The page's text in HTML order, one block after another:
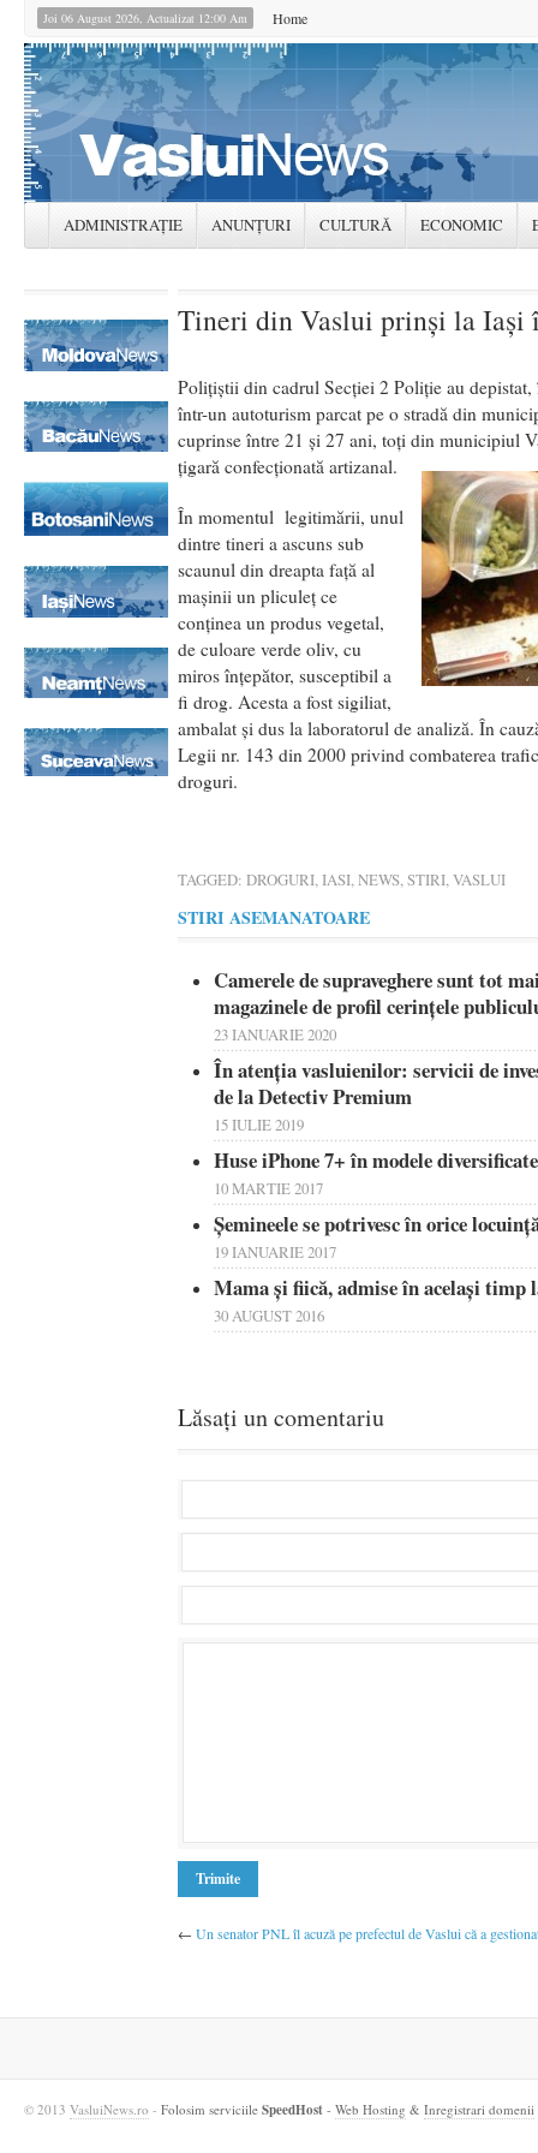
Joi 06 August 2026, Actualizat 12:00 Am Home
ADMINISTRAȚIE ANUNȚURI CULTURĂ ECONOMIC
Tineri din Vaslui prinşi la Iaşi
Poliţiştii din cadrul Secţiei 2 Poliţie au
într-un autoturism parcat pe o stradă din
cuprinse între 21 şi 27 ani, toţi din municipiul
ţigară confecţionată artizanal.
În momentul legitimării, unul
dintre tineri a ascuns sub
scaunul din dreapta faţă al
maşinii un pliculeţ ce
conţinea un produs vegetal,
de culoare verde oliv, cu
miros înţepător, susceptibil a
fi drog. Acesta a fost sigiliat,
ambalat şi dus la laboratorul de analiză. În
Legii nr. 143 din 2000 privind combaterea
droguri.
TAGGED: DROGURI,IASI,NEWS,STIRI,VASLUI
STIRI ASEMANATOARE
Camerele de supraveghere sunt tot
magazinele de profil cerințele
23 IANUARIE 2020
În atenția vasluienilor: servicii de
de la Detectiv Premium
15 IULIE 2019
Huse iPhone 7+ în modele
10 MARTIE 2017
Șemineele se potrivesc în orice
19 IANUARIE 2017
Mama şi fiică, admise în acelaşi timp
30 AUGUST 2016
Lăsați un comentariu
← Un senator PNL îl acuză pe prefectul de Vaslui că a
© 2013 VasluiNews.ro - Folosim serviciile SpeedHost - Web Hosting & Inregistrari domenii